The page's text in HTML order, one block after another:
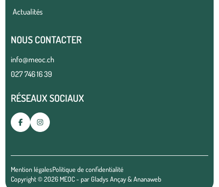
Actualités
NOUS CONTACTER
info@meoc.ch
027 746 16 39
RÉSEAUX SOCIAUX
Mention légalesPolitique de confidentialité
Copyright © 2026 MEOC - parGladys Ançay&Ananaweb